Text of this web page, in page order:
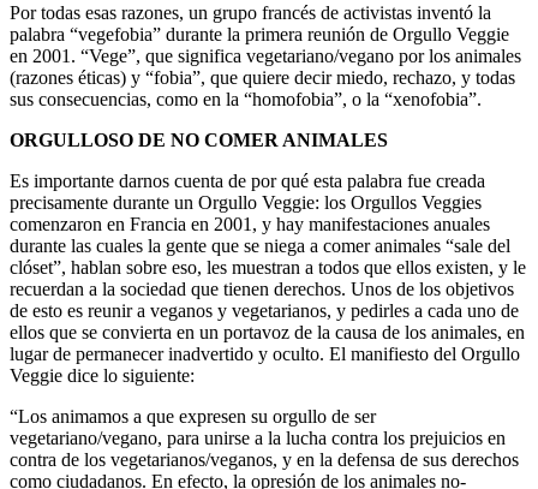
Por todas esas razones, un grupo francés de activistas inventó la
palabra “vegefobia” durante la primera reunión de Orgullo Veggie
en 2001. “Vege”, que significa vegetariano/vegano por los animales
(razones éticas) y “fobia”, que quiere decir miedo, rechazo, y todas
sus consecuencias, como en la “homofobia”, o la “xenofobia”.
ORGULLOSO DE NO COMER ANIMALES
Es importante darnos cuenta de por qué esta palabra fue creada
precisamente durante un Orgullo Veggie: los Orgullos Veggies
comenzaron en Francia en 2001, y hay manifestaciones anuales
durante las cuales la gente que se niega a comer animales “sale del
clóset”, hablan sobre eso, les muestran a todos que ellos existen, y le
recuerdan a la sociedad que tienen derechos. Unos de los objetivos
de esto es reunir a veganos y vegetarianos, y pedirles a cada uno de
ellos que se convierta en un portavoz de la causa de los animales, en
lugar de permanecer inadvertido y oculto. El manifiesto del Orgullo
Veggie dice lo siguiente:
“Los animamos a que expresen su orgullo de ser
vegetariano/vegano, para unirse a la lucha contra los prejuicios en
contra de los vegetarianos/veganos, y en la defensa de sus derechos
como ciudadanos. En efecto, la opresión de los animales no-